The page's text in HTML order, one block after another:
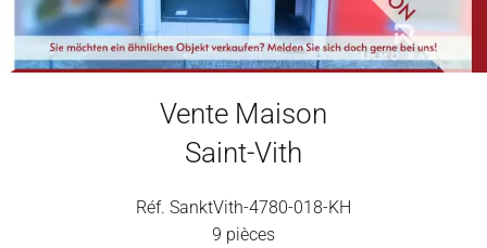
Vente Maison
Saint-Vith
Réf. SanktVith-4780-018-KH
9 pièces